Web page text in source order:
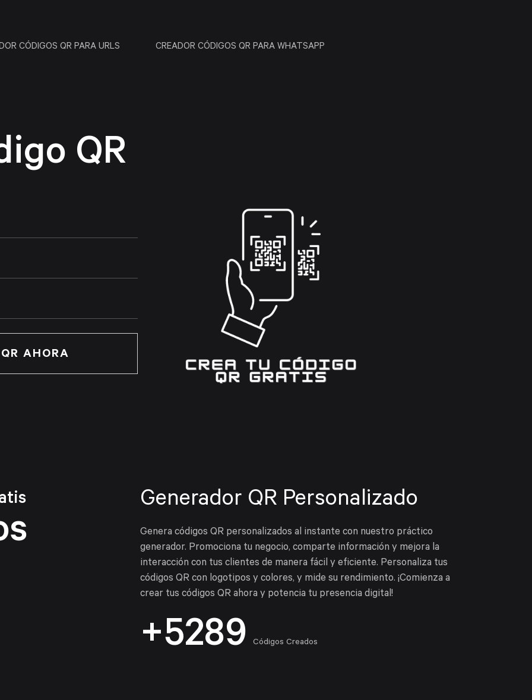
CÓDIGOS QR PARA URLS CREADOR CÓDIGOS QR PARA WHATSAPP
QR
AHORA
Generador QR Personalizado
Genera códigos QR personalizados al instante con nuestro práctico
generador. Promociona tu negocio, comparte información y mejora la
interacción con tus clientes de manera fácil y eficiente. Personaliza tus
códigos QR con logotipos y colores, y mide su rendimiento. ¡Comienza a
crear tus códigos QR ahora y potencia tu presencia digital!
+5289 Códigos Creados